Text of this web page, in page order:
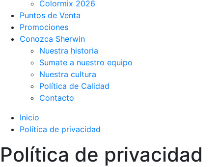
Colormix 2026
Puntos de Venta
Promociones
Conozca Sherwin
Nuestra historia
Sumate a nuestro equipo
Nuestra cultura
Política de Calidad
Contacto
Inicio
Política de privacidad
Política de privacidad